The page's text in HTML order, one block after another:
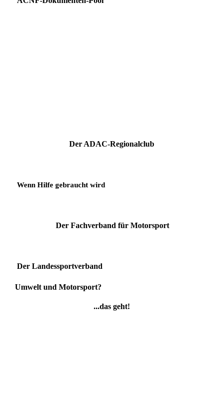
Der ADAC-Regionalclub
Wenn Hilfe gebraucht wird
Der Fachverband für Motorsport
Der Landessportverband
Umwelt und Motorsport?
...das geht!